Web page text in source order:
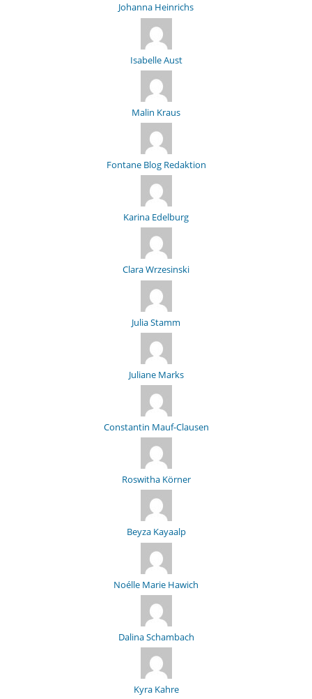
Johanna Heinrichs
Isabelle Aust
Malin Kraus
Fontane Blog Redaktion
Karina Edelburg
Clara Wrzesinski
Julia Stamm
Juliane Marks
Constantin Mauf-Clausen
Roswitha Körner
Beyza Kayaalp
Noélle Marie Hawich
Dalina Schambach
Kyra Kahre